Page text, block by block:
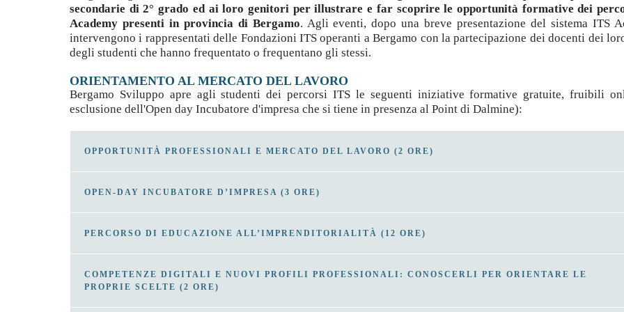
secondarie di 2° grado ed ai loro genitori per illustrare e far scoprire le opportunità formative dei
Academy presenti in provincia di Bergamo. Agli eventi, dopo una breve presentazione del sistema ITS
intervengono i rappresentati delle Fondazioni ITS operanti a Bergamo con la partecipazione dei docenti dei
degli studenti che hanno frequentato o frequentano gli stessi.
ORIENTAMENTO AL MERCATO DEL LAVORO
Bergamo Sviluppo apre agli studenti dei percorsi ITS le seguenti iniziative formative gratuite, fruibili
esclusione dell'Open day Incubatore d'impresa che si tiene in presenza al Point di Dalmine):
OPPORTUNITÀ PROFESSIONALI E MERCATO DEL LAVORO (2 ORE)
Le scelte possibili: orientarsi nella jungla del dubbio
Il mercato del lavoro a Bergamo e in Italia: cosa raccontano i dati Excelsior
Mettersi in proprio: un’alternativa al lavoro dipendente
OPEN-DAY INCUBATORE D’IMPRESA (3 ORE)
Incontri informativi con gli ospiti dell'Incubatore d’Impresa, che annualmente mette a disposizione di
la propria idea imprenditoriale. Il confronto diretto con i giovani imprenditori, permetterà di comprendere
trasformare un’idea in impresa attiva sul mercato.
PERCORSO DI EDUCAZIONE ALL’IMPRENDITORIALITÀ (12 ORE)
Percorso didattico in 6 incontri della durata di 2 ore ciascuno, volto a sviluppare la capacità di trasformare le
in azioni. I ragazzi potranno acquisire, utilizzando le proprie attitudini e abilità, nuove competenze e
COMPETENZE DIGITALI E NUOVI PROFILI PROFESSIONALI: CONOSCERLI PER ORIENTARE LE
PROPRIE SCELTE (2 ORE)